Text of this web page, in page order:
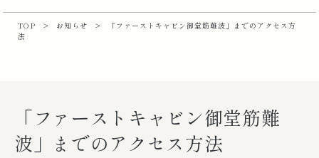
TOP > お知らせ >
「ファーストキャビン御堂筋難波」までのアクセス方
法
「ファーストキャビン御堂筋難
波」までのアクセス方法